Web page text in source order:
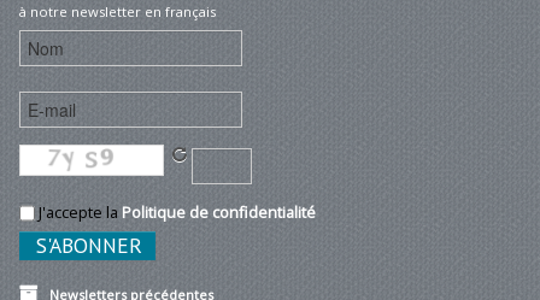
à notre newsletter en français
J'accepte la Politique de confidentialité
Newsletters précédentes